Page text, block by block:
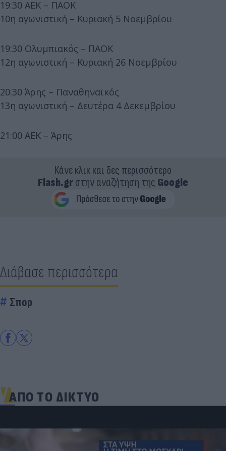
19:30 ΑΕΚ – ΠΑΟΚ
10η αγωνιστική – Κυριακή 5 Νοεμβρίου
19:30 Ολυμπιακός – ΠΑΟΚ
12η αγωνιστική – Κυριακή 26 Νοεμβρίου
20:30 Άρης – Παναθηναϊκός
13η αγωνιστική – Δευτέρα 4 Δεκεμβρίου
21:00 ΑΕΚ – Άρης
Κάνε κλικ και δες περισσότερο
Flash.grστην αναζήτηση της Google
Διάβασε περισσότερα
Σπορ
ΑΠΟ ΤΟ ΔΙΚΤΥΟ